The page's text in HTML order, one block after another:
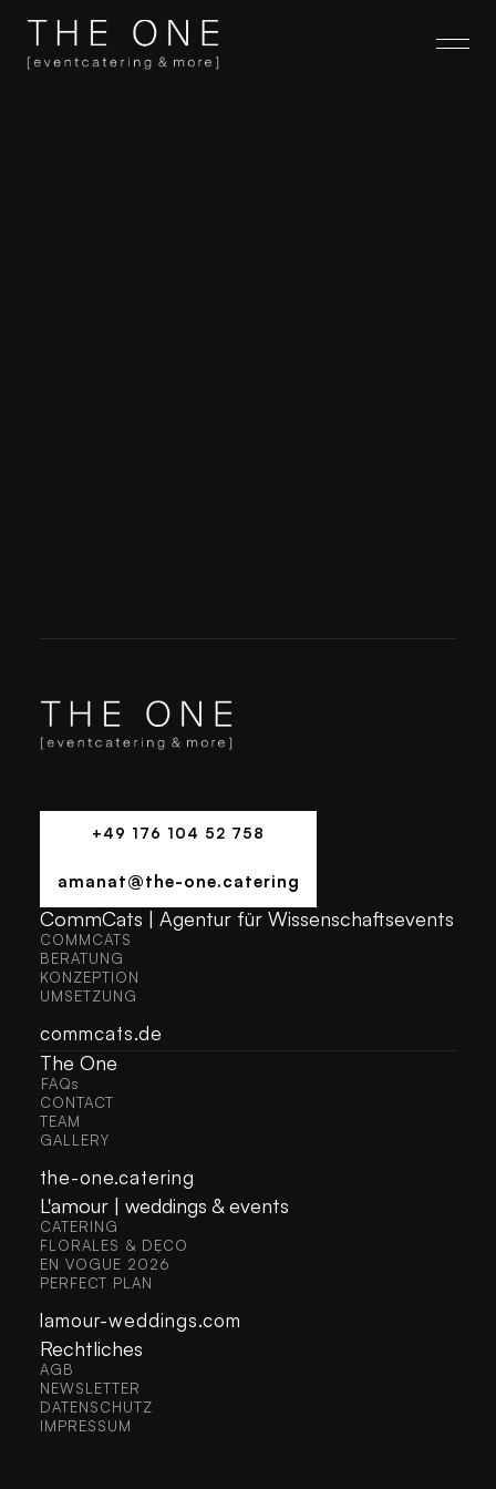
+49 176 104 52 758
amanat@the-one.catering
AMANAT@THE-ONE.CATERING
CommCats | Agentur für Wissenschaftsevents
COMMCATS
COMMCATS
BERATUNG
BERATUNG
KONZEPTION
KONZEPTION
UMSETZUNG
commcats.de
The One
FAQs
FAQS
CONTACT
CONTACT
TEAM
TEAM
GALLERY
the-one.catering
L'amour | weddings & events
CATERING
CATERING
FLORALES & DÉCO
FLORALES & DÉCO
EN VOGUE 2026
EN VOGUE 2026
PERFECT PLAN
lamour-weddings.com
Rechtliches
AGB
AGB
NEWSLETTER
NEWSLETTER
DATENSCHUTZ
DATENSCHUTZ
IMPRESSUM